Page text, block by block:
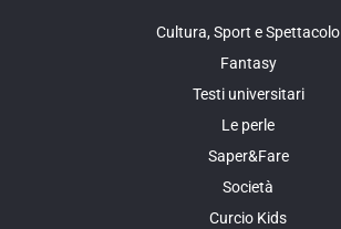
Cultura, Sport e Spettacolo
Fantasy
Testi universitari
Le perle
Saper&Fare
Società
Curcio Kids